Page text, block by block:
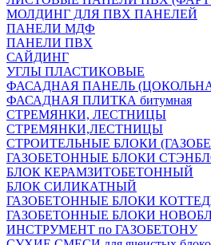
МОЛДИНГ ДЛЯ ПВХ ПАНЕЛЕЙ
ПАНЕЛИ МДФ
ПАНЕЛИ ПВХ
САЙДИНГ
УГЛЫ ПЛАСТИКОВЫЕ
ФАСАДНАЯ ПАНЕЛЬ
ФАСАДНАЯ ПЛИТКА битумная
СТРЕМЯНКИ, ЛЕСТНИЦЫ
СТРЕМЯНКИ,ЛЕСТНИЦЫ
СТРОИТЕЛЬНЫЕ БЛОКИ
ГАЗОБЕТОННЫЕ БЛОКИ
БЛОК КЕРАМЗИТОБЕТОННЫЙ
БЛОК СИЛИКАТНЫЙ
ГАЗОБЕТОННЫЕ БЛОКИ
ГАЗОБЕТОННЫЕ БЛОКИ
ИНСТРУМЕНТ по ГАЗОБЕТОНУ